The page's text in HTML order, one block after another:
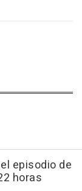
episodio de
horas